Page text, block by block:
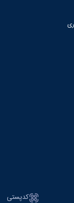
کدپستی